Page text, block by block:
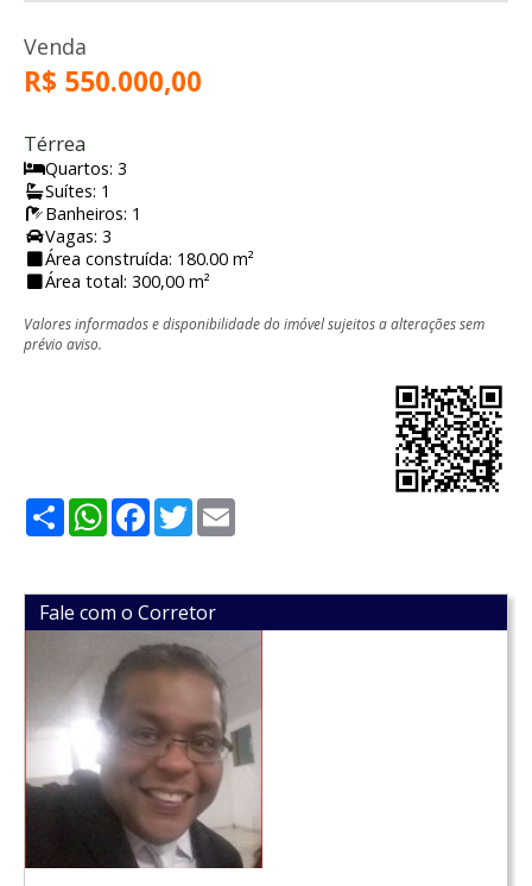
Venda
R$ 550.000,00
Térrea
Quartos: 3
Suítes: 1
Banheiros: 1
Vagas: 3
Área construída: 180.00 m²
Área total: 300,00 m²
Valores informados e disponibilidade do imóvel sujeitos a alterações sem
prévio aviso.
ShareWhatsApp
Facebook
Twitter
Fale com o Corretor